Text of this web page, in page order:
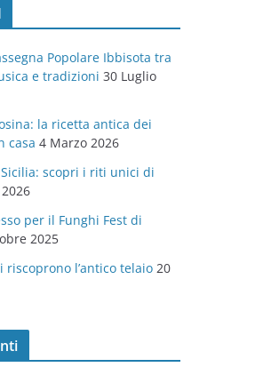
Popolare Ibbisota tra
e tradizioni 30 Luglio
la ricetta antica dei
casa 4 Marzo 2026
scopri i riti unici di
per il Funghi Fest di
2025
riscoprono l’antico telaio 20